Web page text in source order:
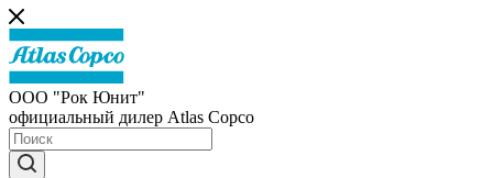
ООО "Рок Юнит"
официальный дилер Atlas Copco